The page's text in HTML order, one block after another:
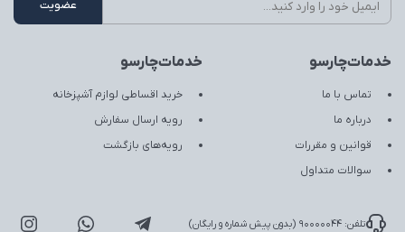
خدمات‌چارسو
تماس با ما
درباره ما
قوانین و مقررات
سوالات متداول
خدمات‌چارسو
خرید اقساطی لوازم آشپزخانه
رویه ارسال سفارش
رویه‌های بازگشت
تلفن: 90000044 (بدون پیش شماره و رایگان)